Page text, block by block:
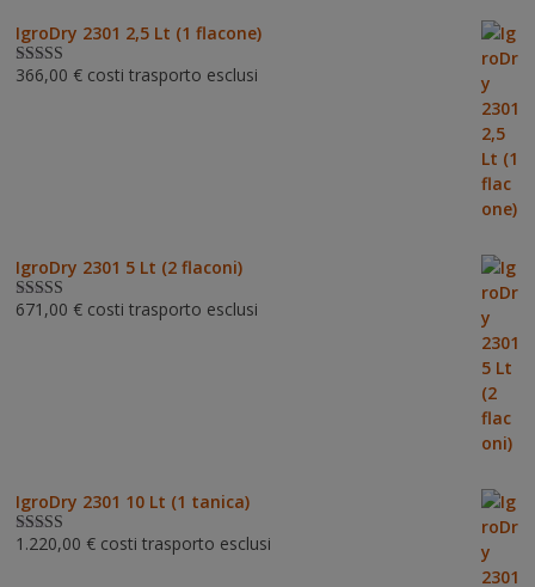
IgroDry 2301 2,5 Lt (1 flacone)
Valutato5.00
366,00 € costi trasporto esclusi
IgroDry 2301 5 Lt (2 flaconi)
Valutato5.00
671,00 € costi trasporto esclusi
IgroDry 2301 10 Lt (1 tanica)
Valutato5.00
1.220,00 € costi trasporto esclusi